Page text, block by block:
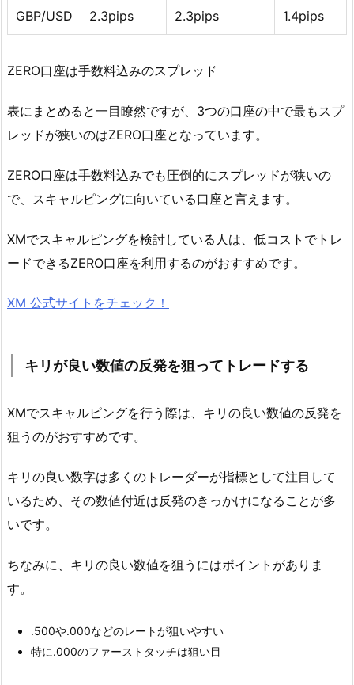
GBP/USD 2.3pips 2.3pips 1.4pips
ZERO口座は手数料込みのスプレッド
表にまとめると一目瞭然ですが、3つの口座の中で最もスプ
レッドが狭いのはZERO口座となっています。
ZERO口座は手数料込みでも圧倒的にスプレッドが狭いの
で、スキャルピングに向いている口座と言えます。
XMでスキャルピングを検討している人は、低コストでトレ
ードできるZERO口座を利用するのがおすすめです。
XM 公式サイトをチェック！
キリが良い数値の反発を狙ってトレードする
XMでスキャルピングを行う際は、キリの良い数値の反発を
狙うのがおすすめです。
キリの良い数字は多くのトレーダーが指標として注目して
いるため、その数値付近は反発のきっかけになることが多
いです。
ちなみに、キリの良い数値を狙うにはポイントがありま
す。
.500や.000などのレートが狙いやすい
特に.000のファーストタッチは狙い目